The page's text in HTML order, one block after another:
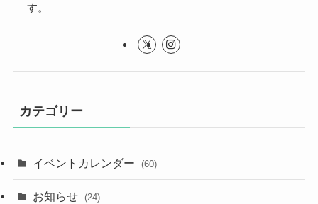
す。
カテゴリー
イベントカレンダー (60)
お知らせ (24)